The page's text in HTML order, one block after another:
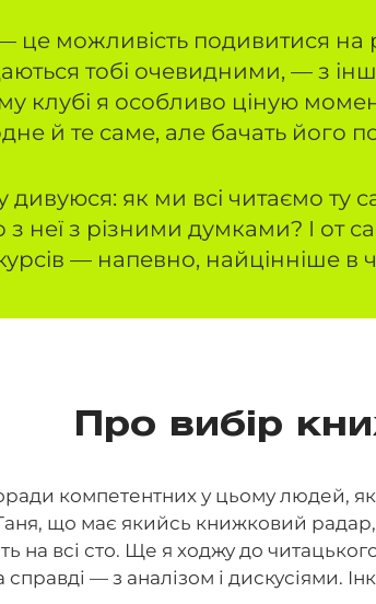
це можливість подивитися на
тобі очевидними, — з
клубі я особливо ціную
й те саме, але бачать його
дивуюся: як ми всі читаємо ту
неї з різними думками? І от
— напевно, найцінніше в
Про вибір
компетентних у цьому людей,
що має якийсь книжковий
на всі сто. Ще я ходжу до
справді — з аналізом і дискусіями.